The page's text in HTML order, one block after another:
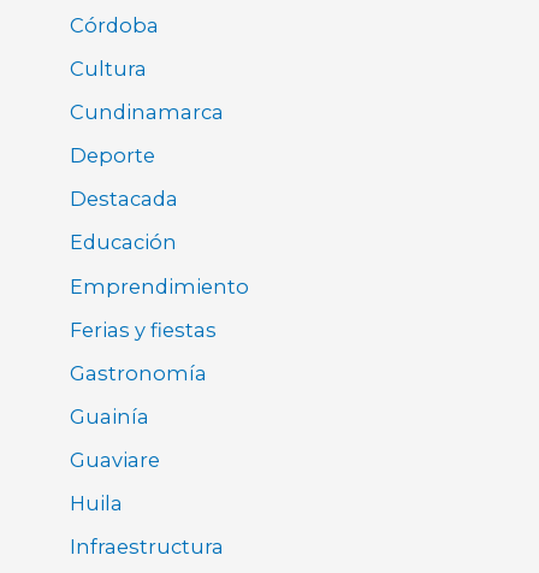
Córdoba
Cultura
Cundinamarca
Deporte
Destacada
Educación
Emprendimiento
Ferias y fiestas
Gastronomía
Guainía
Guaviare
Huila
Infraestructura